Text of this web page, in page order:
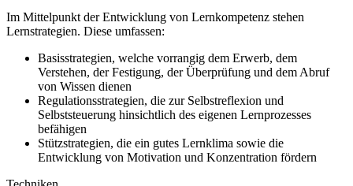
Im Mittelpunkt der Entwicklung von Lernkompetenz stehen
Lernstrategien. Diese umfassen:
Basisstrategien, welche vorrangig dem Erwerb, dem
Verstehen, der Festigung, der Überprüfung und dem Abruf
von Wissen dienen
Regulationsstrategien, die zur Selbstreflexion und
Selbststeuerung hinsichtlich des eigenen Lernprozesses
befähigen
Stützstrategien, die ein gutes Lernklima sowie die
Entwicklung von Motivation und Konzentration fördern